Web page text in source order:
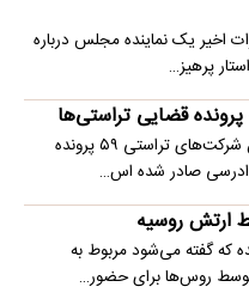
اخیر یک نماینده مجلس درباره
پرهیز…
قضایی تراستی‌ها
دادستان تهران گفت: تاکنون برای مدیران شرکت‌های تراستی ۵۹ پرونده
ارتش روسیه
که گفته می‌شود مربوط به
روس‌ها برای حضور…